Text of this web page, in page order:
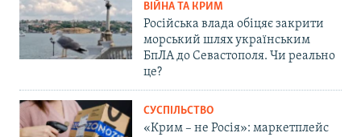
ВІЙНА ТА КРИМ
Російська влада обіцяє закрити
морський шлях українським
БпЛА до Севастополя. Чи реально
це?
СУСПІЛЬСТВО
«Крим – не Росія»: маркетплейс